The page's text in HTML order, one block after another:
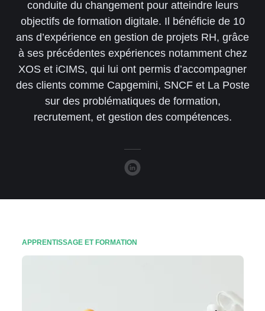
conduite du changement pour atteindre leurs
objectifs de formation digitale. Il bénéficie de 10
ans d’expérience en gestion de projets RH, grâce
à ses précédentes expériences notamment chez
XOS et iCIMS, qui lui ont permis d’accompagner
des clients comme Capgemini, SNCF et La Poste
sur des problématiques de formation,
recrutement, et gestion des compétences.
APPRENTISSAGE ET FORMATION